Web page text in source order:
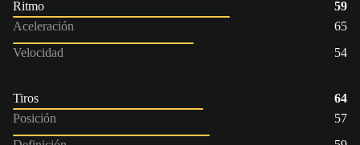
Ritmo
59
Aceleración
65
Velocidad
54
Tiros
64
Posición
57